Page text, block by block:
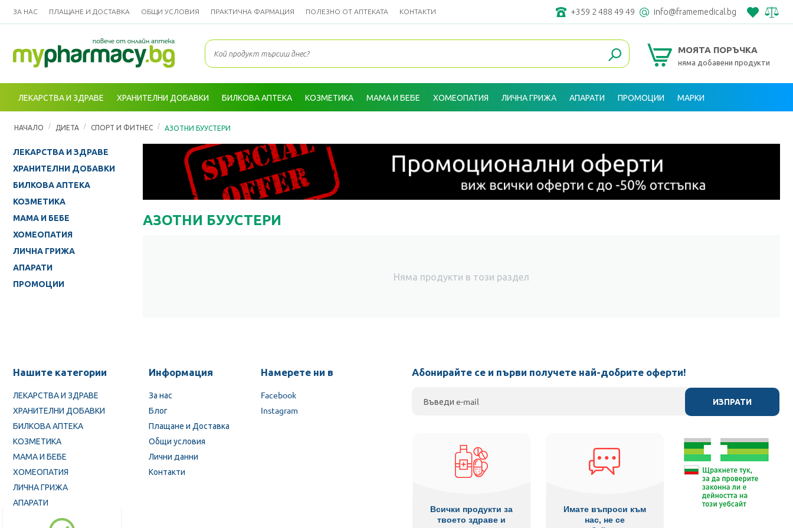
ЗА НАС ПЛАЩАНЕ И ДОСТАВКА ОБЩИ УСЛОВИЯ ПРАКТИЧНА ФАРМАЦИЯ ПОЛЕЗНО ОТ АПТЕКАТА КОНТАКТИ +359 2 488 49 49 info@framemedical.bg
МОЯТА ПОРЪЧКА
няма добавени продукти
ЛЕКАРСТВА И ЗДРАВЕ ХРАНИТЕЛНИ ДОБАВКИ БИЛКОВА АПТЕКА КОЗМЕТИКА МАМА И БЕБЕ ХОМЕОПАТИЯ ЛИЧНА ГРИЖА АПАРАТИ ПРОМОЦИИ МАРКИ
НАЧАЛО / ДИЕТА / СПОРТ И ФИТНЕС / АЗОТНИ БУУСТЕРИ
ЛЕКАРСТВА И ЗДРАВЕ
ХРАНИТЕЛНИ ДОБАВКИ
БИЛКОВА АПТЕКА
КОЗМЕТИКА
МАМА И БЕБЕ
ХОМЕОПАТИЯ
ЛИЧНА ГРИЖА
АПАРАТИ
ПРОМОЦИИ
АЗОТНИ БУУСТЕРИ
Няма продукти в този раздел
Нашите категории
ЛЕКАРСТВА И ЗДРАВЕ
ХРАНИТЕЛНИ ДОБАВКИ
БИЛКОВА АПТЕКА
КОЗМЕТИКА
МАМА И БЕБЕ
ХОМЕОПАТИЯ
ЛИЧНА ГРИЖА
АПАРАТИ
ПРОМОЦИИ
Информация
За нас
Блог
Плащане и Доставка
Общи условия
Лични данни
Контакти
Намерете ни в
Facebook
Instagram
Абонирайте се и първи получете най-добрите оферти!
ИЗПРАТИ
Всички продукти за
твоето здраве и
Имате въпроси към
нас, не се